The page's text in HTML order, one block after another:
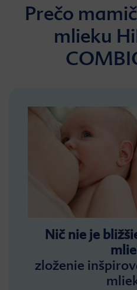
Prečo
mlieku
Nič nie je
zloženie